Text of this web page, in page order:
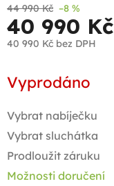
44 990 Kč –8 %
40 990 Kč
40 990 Kč bez DPH
cena:
Vyprodáno
Vybrat nabíječku
Vybrat sluchátka
Prodloužit záruku
Možnosti doručení